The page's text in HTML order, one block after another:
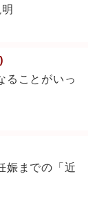
ることがいっ
娠までの「近